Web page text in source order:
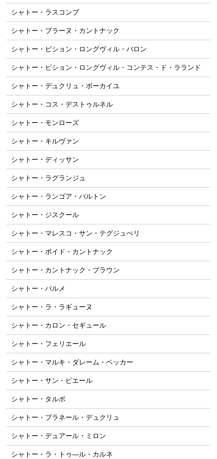
シャトー・ラスコンブ
シャトー・ブラーヌ・カントナック
シャトー・ピション・ロングヴィル・バロン
シャトー・ピション・ロングヴィル・コンテス・ド・ラランド
シャトー・デュクリュ・ボーカイユ
シャトー・コス・デストゥルネル
シャトー・モンローズ
シャトー・キルヴァン
シャトー・ディッサン
シャトー・ラグランジュ
シャトー・ランゴア・バルトン
シャトー・ジスクール
シャトー・マレスコ・サン・テグジュぺリ
シャトー・ボイド・カントナック
シャトー・カントナック・ブラウン
シャトー・パルメ
シャトー・ラ・ラギューヌ
シャトー・カロン・セギュール
シャトー・フェリエール
シャトー・マルキ・ダレーム・ベッカー
シャトー・サン・ピエール
シャトー・タルボ
シャトー・ブラネール・デュクリュ
シャトー・デュアール・ミロン
シャトー・ラ・トゥ―ル・カルネ